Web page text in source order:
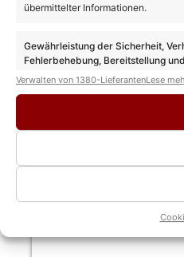
übermittelter Informationen.
Gewährleistung der Sicherheit,
Fehlerbehebung, Bereitstellung
Entscheidungen zum Datenschutz
Verwalten von 1380-LieferantenLese
Musikvideos von